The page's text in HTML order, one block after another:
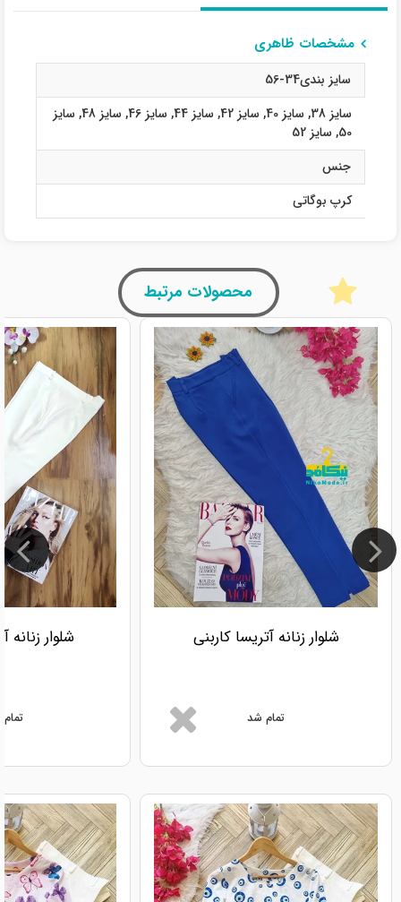
مشخصات ظاهری
سایز بندی34-56
سایز 38
, سایز 40 , سایز 42 , سایز 44 , سایز 46 , سایز 48 , سایز
50
, سایز 52
جنس
کرپ بوگاتی
محصولات مرتبط
شلوار زنانه آتریسا کاربنی
تمام شد
شلوار زنانه